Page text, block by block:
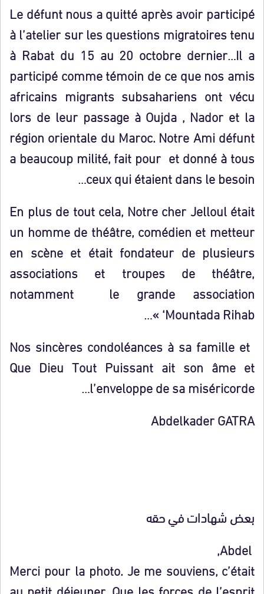
Le défunt nous a quitté après avoir participé
à l’atelier sur les questions migratoires tenu
à Rabat du 15 au 20 octobre dernier…Il a
participé comme témoin de ce que nos amis
africains migrants subsahariens ont vécu
lors de leur passage à Oujda , Nador et la
région orientale du Maroc. Notre Ami défunt
a beaucoup milité, fait pour et donné à tous
ceux qui étaient dans le besoin…
En plus de tout cela, Notre cher Jelloul était
un homme de théâtre, comédien et metteur
en scène et était fondateur de plusieurs
associations et troupes de théâtre,
notamment le grande association
‘Mountada Rihab »…
Nos sincères condoléances à sa famille et
Que Dieu Tout Puissant ait son âme et
l’enveloppe de sa miséricorde…
Abdelkader GATRA
بعض شهادات في حقه
Merci pour la photo. Je me souviens, c’était